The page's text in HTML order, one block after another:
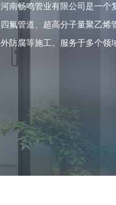
河南畅鸣管业有限公司是一个
四氟管道、超高分子量聚乙烯
外防腐等施工。服务于多个领